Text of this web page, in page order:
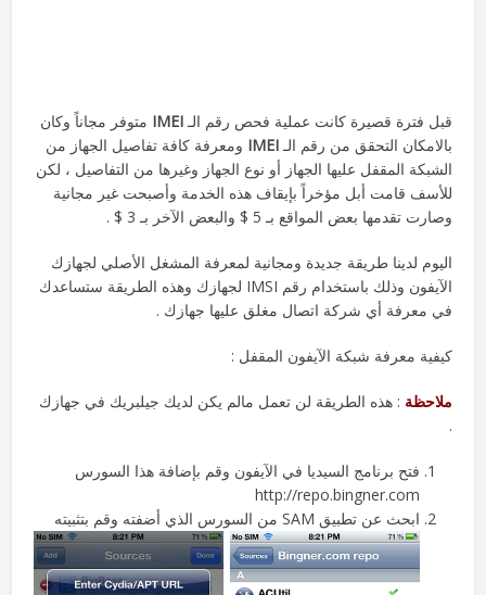
قبل فترة قصيرة كانت عملية فحص رقم الـIMEI متوفر مجاناً وكان
بالامكان التحقق من رقم الـIMEI ومعرفة كافة تفاصيل الجهاز من
الشبكة المقفل عليها الجهاز أو نوع الجهاز وغيرها من التفاصيل ، لكن
للأسف قامت أبل مؤخراً بإيقاف هذه الخدمة وأصبحت غير مجانية
وصارت تقدمها بعض المواقع بـ 5 $ والبعض الآخر بـ 3 $ .
اليوم لدينا طريقة جديدة ومجانية لمعرفة المشغل الأصلي لجهازك
الآيفون وذلك باستخدام رقم IMSI لجهازك وهذه الطريقة ستساعدك
في معرفة أي شركة اتصال مغلق عليها جهازك .
كيفية معرفة شبكة الآيفون المقفل :
ملاحظة : هذه الطريقة لن تعمل مالم يكن لديك جيلبريك في جهازك
.
فتح برنامج السيديا في الآيفون وقم بإضافة هذا السورس
http://repo.bingner.com
ابحث عن تطبيق SAM من السورس الذي أضفته وقم بتثبيته